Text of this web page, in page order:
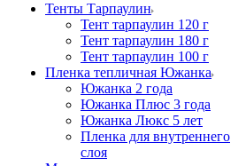
Тенты Тарпаулин
Тент тарпаулин 120 г
Тент тарпаулин 180 г
Тент тарпаулин 100 г
Пленка тепличная Южанка
Южанка 2 года
Южанка Плюс 3 года
Южанка Люкс 5 лет
Пленка для внутреннего
слоя